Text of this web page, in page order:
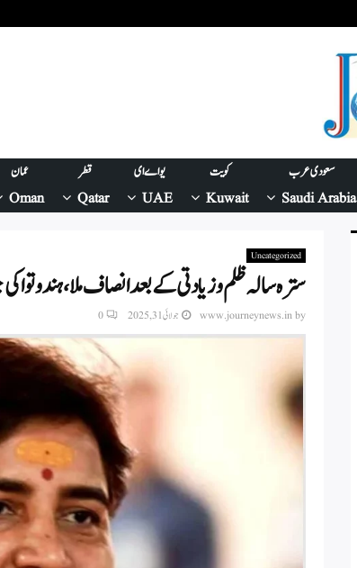
سعودی عرب
Saudi Arabia
کویت
Kuwait
یو اے ای
UAE
قطر
Qatar
عمان
Oman
Uncategorized
سترہ سالہ ظلم و زیادتی کے بعد انصاف ملا،
by
www.journeynews.in جولائی 31, 2025 0